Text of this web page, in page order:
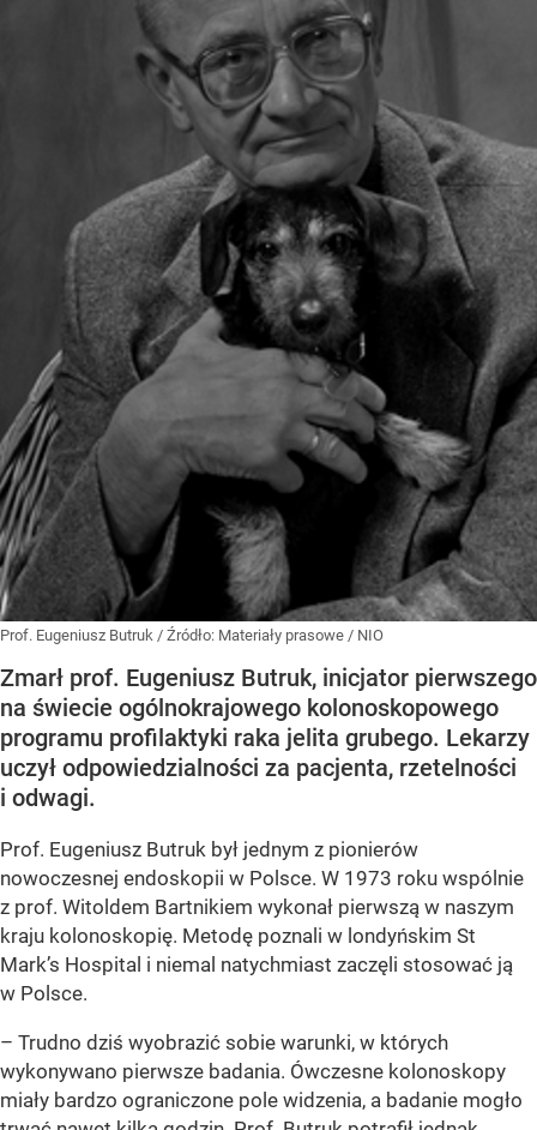
Prof. Eugeniusz Butruk / Źródło: Materiały prasowe / NIO
Zmarł prof. Eugeniusz Butruk, inicjator pierwszego
na świecie ogólnokrajowego kolonoskopowego
programu profilaktyki raka jelita grubego. Lekarzy
uczył odpowiedzialności za pacjenta, rzetelności
i odwagi.
Prof. Eugeniusz Butruk był jednym z pionierów
nowoczesnej endoskopii w Polsce. W 1973 roku wspólnie
z prof. Witoldem Bartnikiem wykonał pierwszą w naszym
kraju kolonoskopię. Metodę poznali w londyńskim St
Mark’s Hospital i niemal natychmiast zaczęli stosować ją
w Polsce.
– Trudno dziś wyobrazić sobie warunki, w których
wykonywano pierwsze badania. Ówczesne kolonoskopy
miały bardzo ograniczone pole widzenia, a badanie mogło